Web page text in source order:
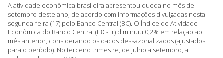
A atividade econômica brasileira apresentou queda no mês de
setembro deste ano, de acordo com informações divulgadas nesta
segunda-feira (17) pelo Banco Central (BC). O Índice de Atividade
Econômica do Banco Central (IBC-Br) diminuiu 0,2% em relação ao
mês anterior, considerando os dados dessazonalizados (ajustados
para o período). No terceiro trimestre, de julho a setembro, a